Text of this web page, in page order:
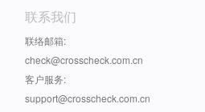
联系我们
联络邮箱:
check@crosscheck.com.cn
客户服务:
support@crosscheck.com.cn